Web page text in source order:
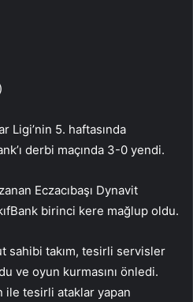
Ligi’nin 5. haftasında
derbi maçında 3-0 yendi.
Eczacıbaşı Dynavit
birinci kere mağlup oldu.
sahibi takım, tesirli servisler
ve oyun kurmasını önledi.
ile tesirli ataklar yapan